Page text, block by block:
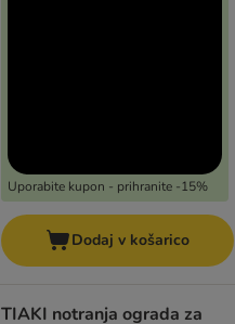
Uporabite kupon - prihranite -15%
Dodaj v košarico
TIAKI notranja ograda za